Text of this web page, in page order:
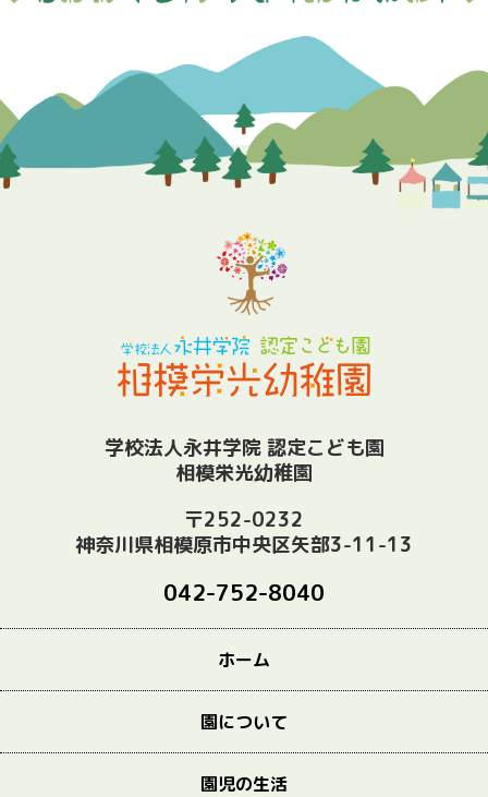
学校法人永井学院 認定こども園
相模栄光幼稚園
〒252-0232
神奈川県相模原市中央区矢部3-11-13
042-752-8040
ホーム
園について
園児の生活